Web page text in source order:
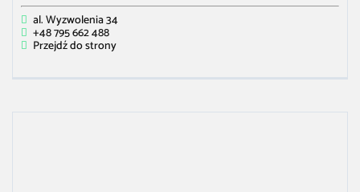
al. Wyzwolenia 34
+48 795 662 488
Przejdź do strony